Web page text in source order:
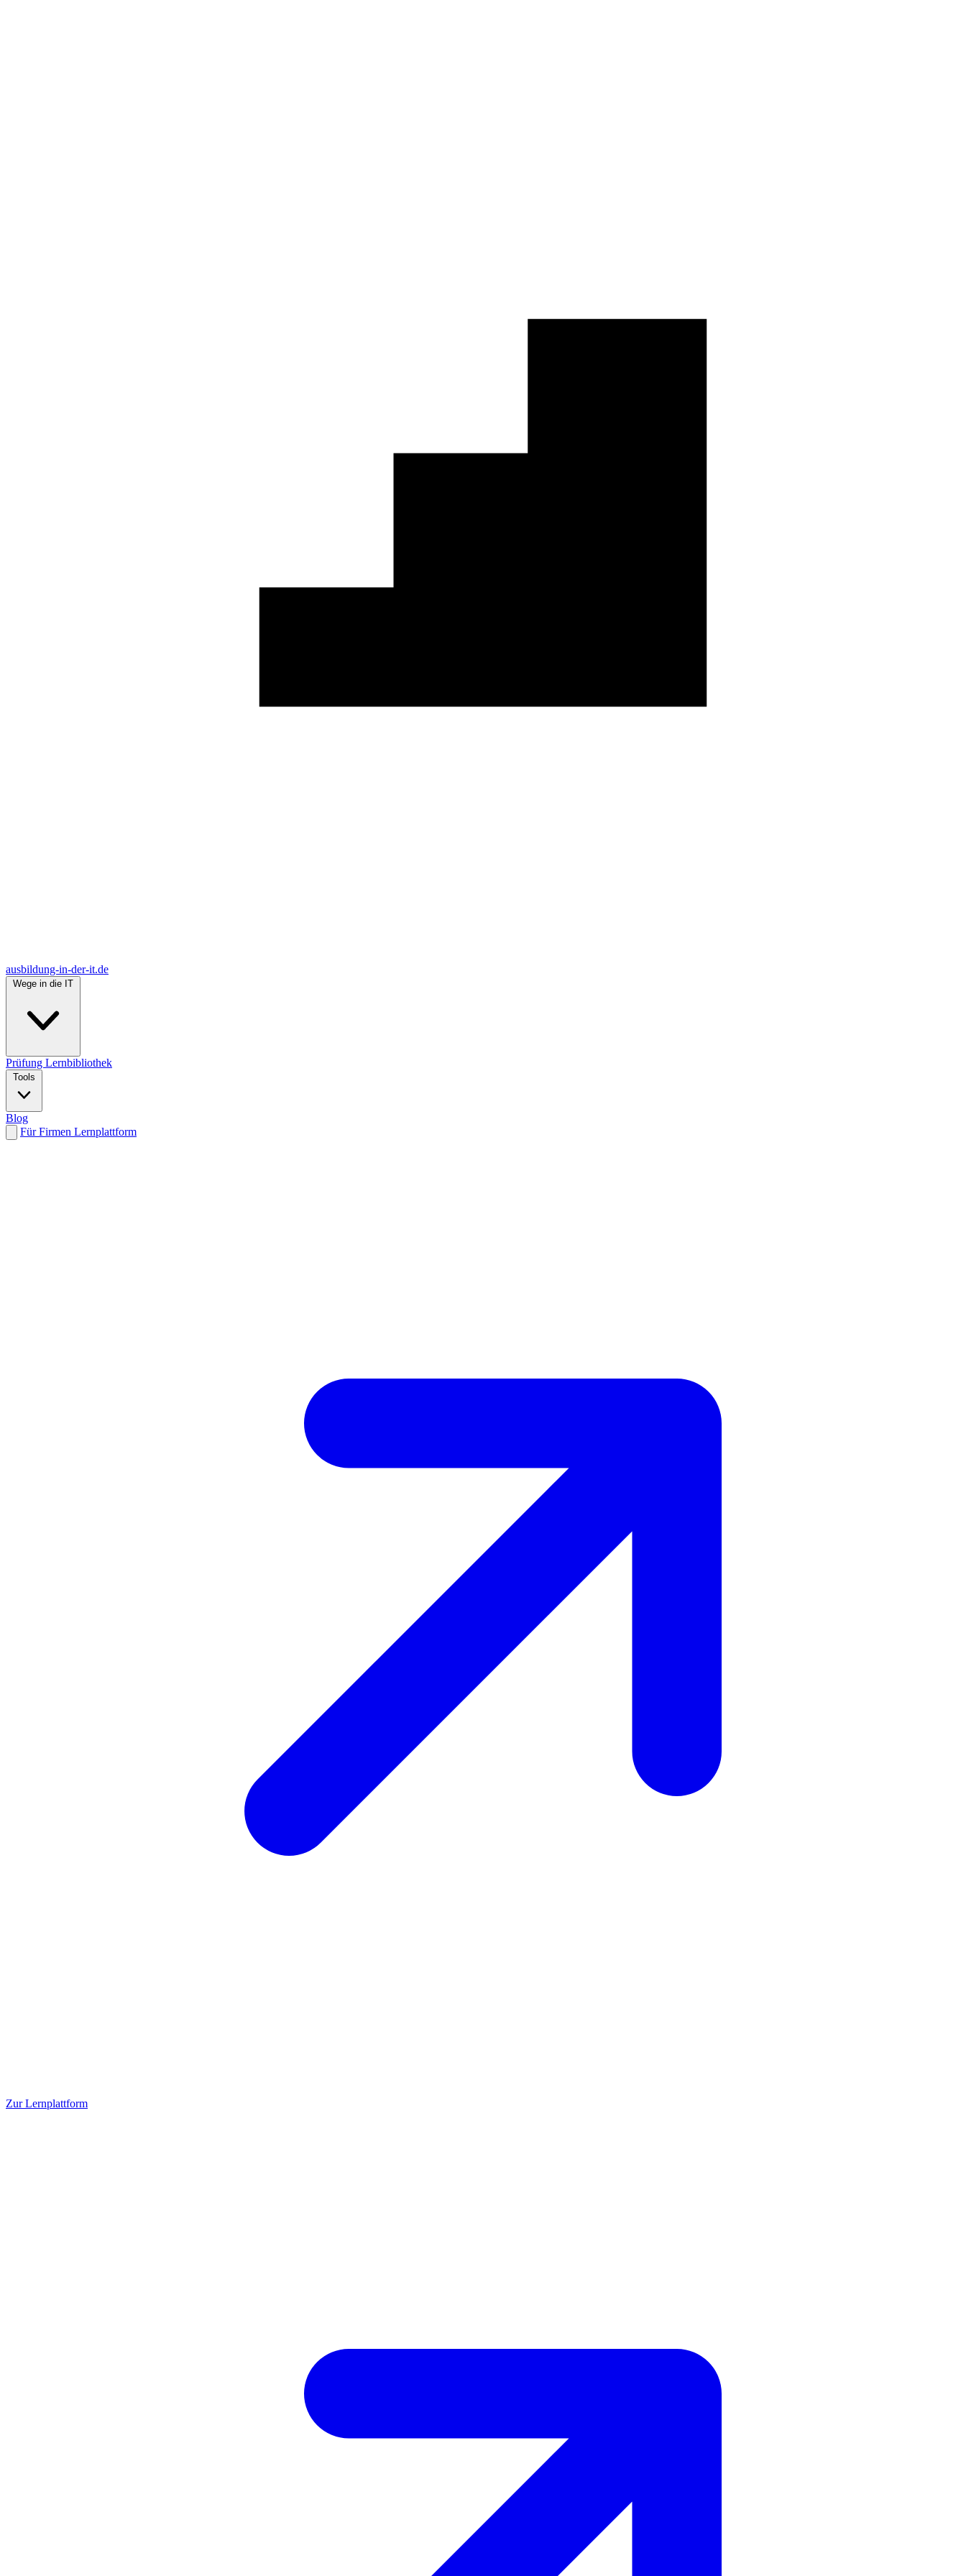
ausbildung-in-der-it.de
Prüfung Lernbibliothek
Blog
Für Firmen Lernplattform
Zur Lernplattform